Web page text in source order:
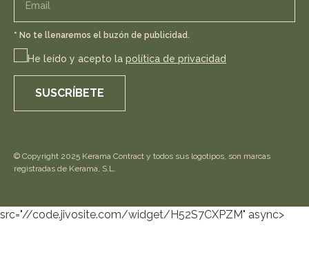
* No te llenaremos el buzón de publicidad.
He leído y acepto la política de privacidad
SUSCRÍBETE
© Copyright 2025 Kerama Contract y todos sus logotipos, son marcas
registradas de Kerama, S.L.
src="//code.jivosite.com/widget/H52S7CXPZM" async>